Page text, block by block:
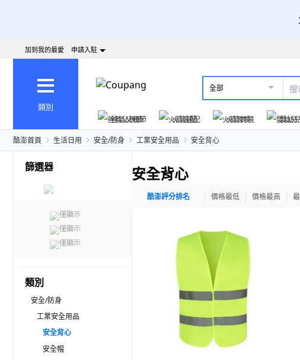
加到我的最愛 申請入駐
類別
全部
爸氣父親節
火箭速配 火箭跨境 嬰幼
酷澎首頁 生活日用 安全/防身 工業安全用品 安全背心
篩選器
僅顯示
僅顯示
僅顯示
類別
安全/防身
工業安全用品
安全背心
安全帽
安全背心
酷澎評分排名 價格最低 價格最高